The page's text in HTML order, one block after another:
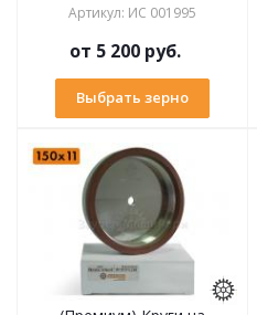
Артикул: ИС 001995
от 5 200 руб.
Выбрать зерно